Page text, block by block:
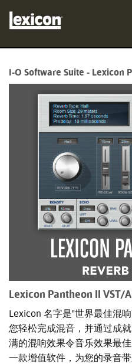
语言/地区
I-O Software Suite - Lexicon
Lexicon Pantheon II VST/
Lexicon 名字是"世界最佳混
您轻松完成混音，并通过成
满的混响效果令音乐效果最
一款增值软件，为您的录音